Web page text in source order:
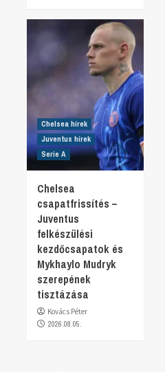
Chelsea hírek
Juventus hírek
Serie A
Chelsea
csapatfrissítés –
Juventus
felkészülési
kezdőcsapatok és
Mykhaylo Mudryk
szerepének
tisztázása
Kovács Péter
2026.08.05.